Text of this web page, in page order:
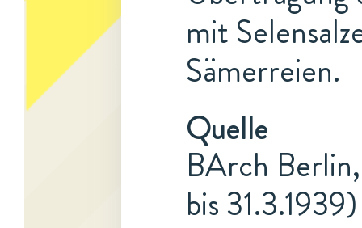
mit
Sämerreien.
Quelle
BArch
bis 31.3.1939)